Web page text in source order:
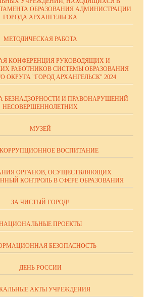
ОБРАЗОВАНИЯ АДМИНИСТРАЦИИ
ГОРОДА АРХАНГЕЛЬСКА
МЕТОДИЧЕСКАЯ РАБОТА
КОНФЕРЕНЦИЯ РУКОВОДЯЩИХ И
РАБОТНИКОВ СИСТЕМЫ ОБРАЗОВАНИЯ
ОКРУГА "ГОРОД АРХАНГЕЛЬСК" 2024
БЕЗНАДЗОРНОСТИ И ПРАВОНАРУШЕНИЙ
НЕСОВЕРШЕННОЛЕТНИХ
МУЗЕЙ
ВОСПИТАНИЕ
ОРГАНОВ, ОСУЩЕСТВЛЯЮЩИХ
КОНТРОЛЬ В СФЕРЕ ОБРАЗОВАНИЯ
ЗА ЧИСТЫЙ ГОРОД!
ПРОЕКТЫ
БЕЗОПАСНОСТЬ
ДЕНЬ РОССИИ
АКТЫ УЧРЕЖДЕНИЯ